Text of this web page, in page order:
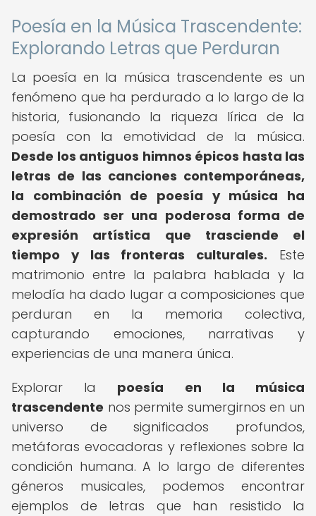
Poesía en la Música Trascendente:
Explorando Letras que Perduran
La poesía en la música trascendente es un
fenómeno que ha perdurado a lo largo de la
historia, fusionando la riqueza lírica de la
poesía con la emotividad de la música.
Desde los antiguos himnos épicos hasta las
letras de las canciones contemporáneas,
la combinación de poesía y música ha
demostrado ser una poderosa forma de
expresión artística que trasciende el
tiempo y las fronteras culturales. Este
matrimonio entre la palabra hablada y la
melodía ha dado lugar a composiciones que
perduran en la memoria colectiva,
capturando emociones, narrativas y
experiencias de una manera única.
Explorar la poesía en la música
trascendente nos permite sumergirnos en un
universo de significados profundos,
metáforas evocadoras y reflexiones sobre la
condición humana. A lo largo de diferentes
géneros musicales, podemos encontrar
ejemplos de letras que han resistido la